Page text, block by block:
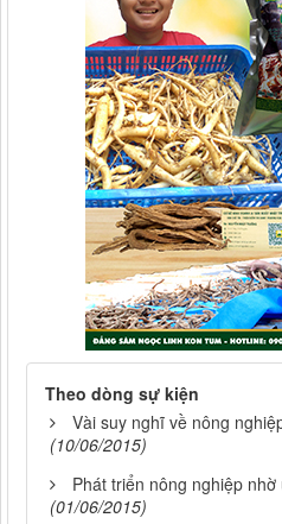
Theo dòng sự kiện
Vài suy nghĩ về nông
(10/06/2015)
Phát triển nông nghiệp
(01/06/2015)